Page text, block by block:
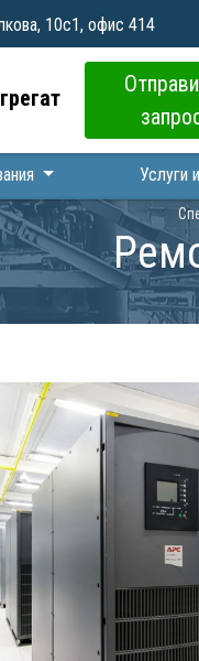
10с1, офис 414
Услуги